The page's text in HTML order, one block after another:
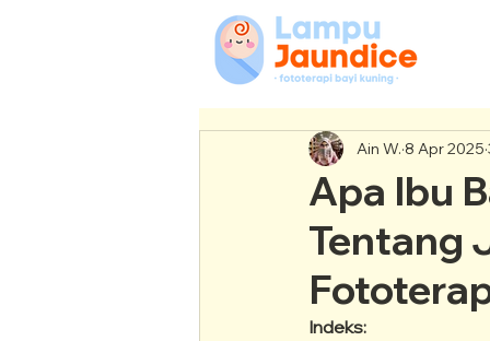
Apa Ibu
Tentang
Ain W. 8 Apr 2025
Indeks: